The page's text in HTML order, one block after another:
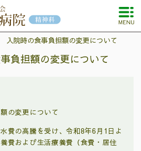
MENU
入院時の食事負担額の変更について
負担額の変更について
の変更について
費の高騰を受け、令和8年6 月 1 日よ
費および生活療養費（食費・居住